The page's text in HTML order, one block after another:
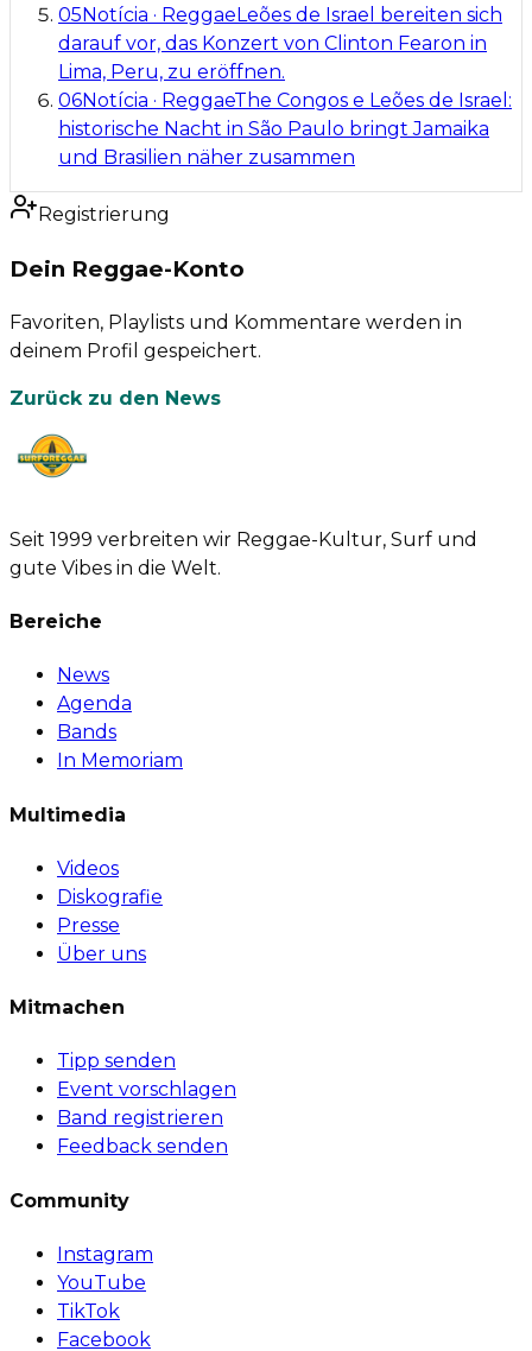
05 Notícia · Reggae Leões de Israel bereiten sich
darauf vor, das Konzert von Clinton Fearon in
Lima, Peru, zu eröffnen.
06Notícia · ReggaeThe Congos e Leões de Israel:
historische Nacht in São Paulo bringt Jamaika
und Brasilien näher zusammen
Registrierung
Dein Reggae-Konto
Favoriten, Playlists und Kommentare werden in
deinem Profil gespeichert.
Zurück zu den News
Seit 1999 verbreiten wir Reggae-Kultur, Surf und
gute Vibes in die Welt.
Bereiche
News
Agenda
Bands
In Memoriam
Multimedia
Videos
Diskografie
Presse
Über uns
Mitmachen
Tipp senden
Event vorschlagen
Band registrieren
Feedback senden
Community
Instagram
YouTube
TikTok
Facebook